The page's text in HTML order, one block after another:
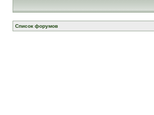
Список форумов